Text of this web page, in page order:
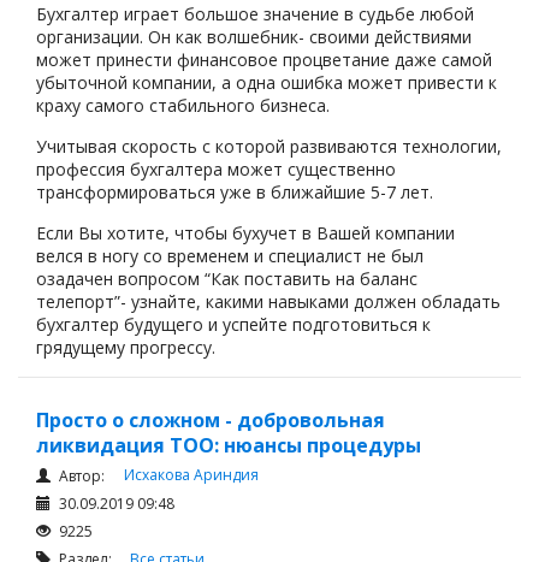
Бухгалтер играет большое значение в судьбе любой
организации. Он как волшебник- своими действиями
может принести финансовое процветание даже самой
убыточной компании, а одна ошибка может привести к
краху самого стабильного бизнеса.
Учитывая скорость с которой развиваются технологии,
профессия бухгалтера может существенно
трансформироваться уже в ближайшие 5-7 лет.
Если Вы хотите, чтобы бухучет в Вашей компании
велся в ногу со временем и специалист не был
озадачен вопросом “Как поставить на баланс
телепорт”- узнайте, какими навыками должен обладать
бухгалтер будущего и успейте подготовиться к
грядущему прогрессу.
Просто о сложном - добровольная
ликвидация ТОО: нюансы процедуры
Автор:
Исхакова Ариндия
30.09.2019 09:48
9225